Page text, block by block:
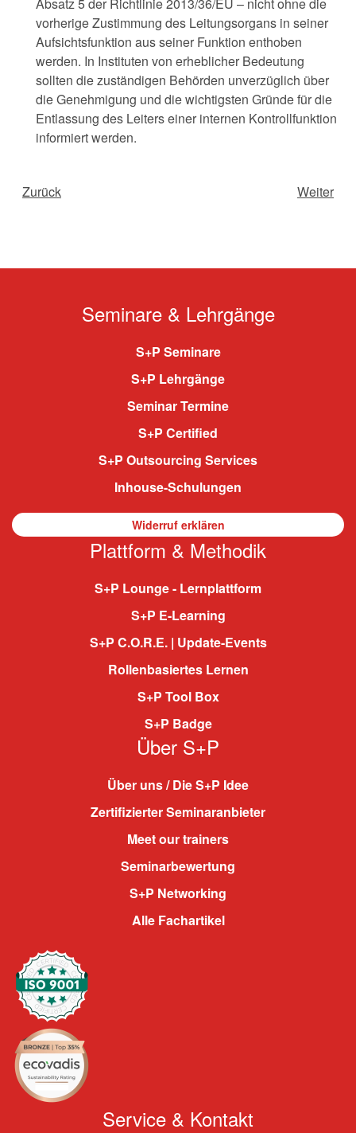
vorherige Zustimmung des Leitungsorgans in seiner
Aufsichtsfunktion aus seiner Funktion enthoben
werden. In Instituten von erheblicher Bedeutung
sollten die zuständigen Behörden unverzüglich über
die Genehmigung und die wichtigsten Gründe für die
Entlassung des Leiters einer internen Kontrollfunktion
informiert werden.
Zurück Weiter
Seminare & Lehrgänge
S+P Seminare
S+P Lehrgänge
Seminar Termine
S+P Certified
S+P Outsourcing Services
Inhouse-Schulungen
Widerruf erklären
Plattform & Methodik
S+P Lounge - Lernplattform
S+P E-Learning
S+P C.O.R.E. | Update-Events
Rollenbasiertes Lernen
S+P Tool Box
S+P Badge
Über S+P
Über uns / Die S+P Idee
Zertifizierter Seminaranbieter
Meet our trainers
Seminarbewertung
S+P Networking
Alle Fachartikel
Service & Kontakt